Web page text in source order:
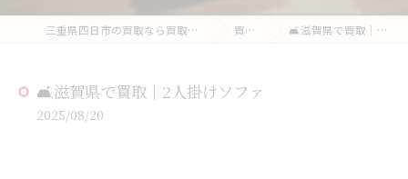
三重県四日市の買取なら買取マクサス 三重四日市店 買取実績 🛋滋賀県で買取｜2人掛けソファ
🛋滋賀県で買取｜2人掛けソファ
2025/08/20